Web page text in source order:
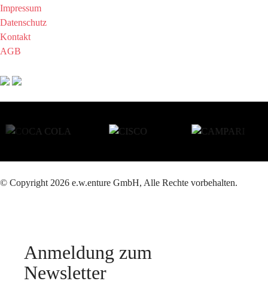
Impressum
Datenschutz
Kontakt
AGB
© Copyright 2026 e.w.enture GmbH, Alle Rechte vorbehalten.
Anmeldung zum
Newsletter